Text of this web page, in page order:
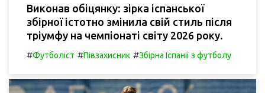
Виконав обіцянку: зірка іспанської
збірної істотно змінила свій стиль після
тріумфу на чемпіонаті світу 2026 року.
#Футболіст #Півзахисник #Збірна Іспанії з футболу